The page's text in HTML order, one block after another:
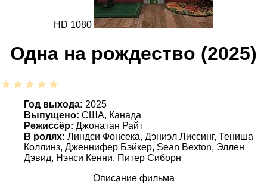
HD 1080
Одна на рождество (2025)
Год выхода: 2025
Выпущено: США, Канада
Режиссёр: Джонатан Райт
В ролях: Линдси Фонсека, Дэниэл Лиссинг, Тениша
Коллинз, Дженнифер Бэйкер, Sean Bexton, Эллен
Дэвид, Нэнси Кенни, Питер Сиборн
Описание фильма